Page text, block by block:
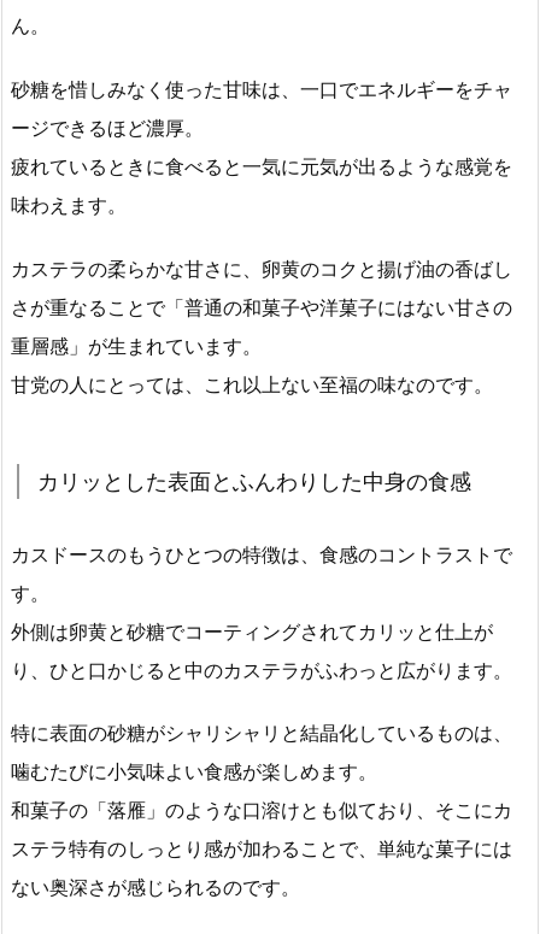
ん。
砂糖を惜しみなく使った甘味は、一口でエネルギーをチャ
ージできるほど濃厚。
疲れているときに食べると一気に元気が出るような感覚を
味わえます。
カステラの柔らかな甘さに、卵黄のコクと揚げ油の香ばし
さが重なることで「普通の和菓子や洋菓子にはない甘さの
重層感」が生まれています。
甘党の人にとっては、これ以上ない至福の味なのです。
カリッとした表面とふんわりした中身の食感
カスドースのもうひとつの特徴は、食感のコントラストで
す。
外側は卵黄と砂糖でコーティングされてカリッと仕上が
り、ひと口かじると中のカステラがふわっと広がります。
特に表面の砂糖がシャリシャリと結晶化しているものは、
噛むたびに小気味よい食感が楽しめます。
和菓子の「落雁」のような口溶けとも似ており、そこにカ
ステラ特有のしっとり感が加わることで、単純な菓子には
ない奥深さが感じられるのです。